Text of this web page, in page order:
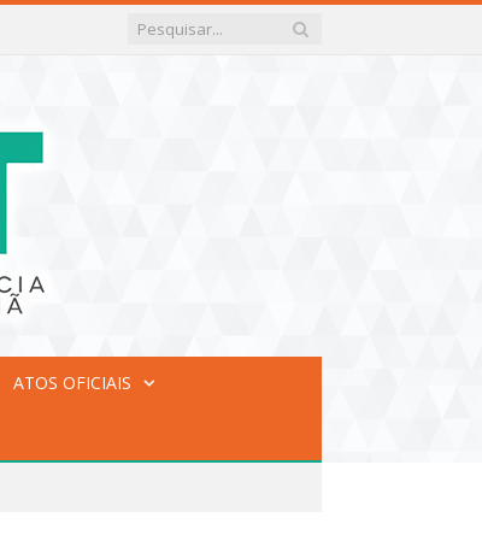
ATOS OFICIAIS